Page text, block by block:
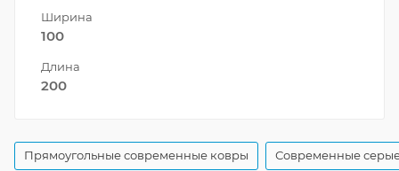
Ширина
100
Длина
200
Прямоугольные современные ковры Современные